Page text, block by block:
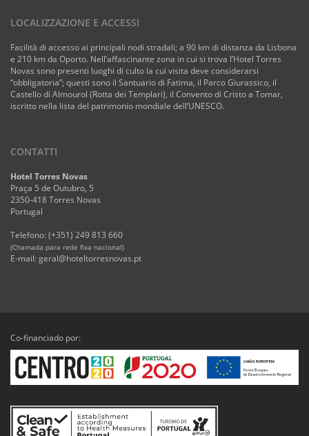
LOCALIZZAZIONE E ACCESSI
Facilità di accesso ai principali nodi stradali; a 90 km di distanza da Lisbona
e 210 km da Oporto. Nell’affascinante zona in cui si trova l’Hotel Torres
Novas sono presenti luoghi di culto la cui visita deve considerarsi
“obbligatoria”; questi sono il Santuario di Fatima, il Parco Giurassico, il
Castello di Almourol (Rotta dei Templari), il Convento di Cristo a Tomar,
iscritto nella lista del patrimonio mondiale dell’UNESCO.
CONTATTI
Hotel Torres Novas
Praça 5 de Outubro, 5
2350-418 Torres Novas
Portugal
Telefono: (+351) 249 813 660
(Chamada para rede fixa nacional)
E-mail: geral@hoteltorresnovas.pt
Co-financiado por: